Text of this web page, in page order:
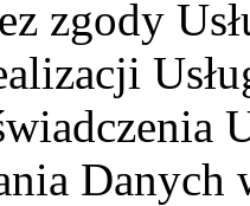
zgody